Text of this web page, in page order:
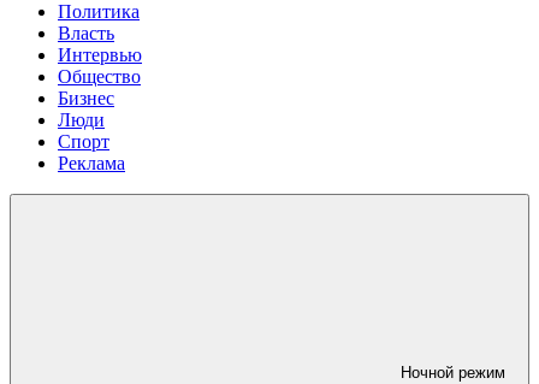
Политика
Власть
Интервью
Общество
Бизнес
Люди
Спорт
Реклама
Ночной режим